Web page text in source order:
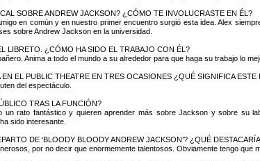
SOBRE ANDREW JACKSON? ¿CÓMO TE INVOLUCRASTE EN ÉL?
en común y en nuestro primer encuentro surgió esta idea. Alex
sobre Andrew Jackson en la universidad.
LIBRETO. ¿CÓMO HA SIDO EL TRABAJO CON ÉL?
Anima a todo el mundo a su alrededor para que haga su trabajo lo
EL PUBLIC THEATRE EN TRES OCASIONES ¿QUÉ SIGNIFICA ESTE
del espectáculo.
TRAS LA FUNCIÓN?
rato fantástico y quieren aprender más sobre Jackson y sobre su
sido interesante.
DE ‘BLOODY BLOODY ANDREW JACKSON’? ¿QUÉ
por no decir que enormemente talentosos. Obviamente tengo